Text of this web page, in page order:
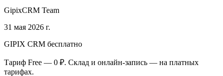
GipixCRM Team
31 мая 2026 г.
GIPIX CRM бесплатно
Тариф Free — 0 ₽. Склад и онлайн-запись — на платных
тарифах.